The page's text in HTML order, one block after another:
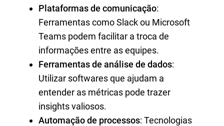
Plataformas de comunicação:
Ferramentas como Slack ou Microsoft
Teams podem facilitar a troca de
informações entre as equipes.
Ferramentas de análise de dados:
Utilizar softwares que ajudam a
entender as métricas pode trazer
insights valiosos.
Automação de processos: Tecnologias